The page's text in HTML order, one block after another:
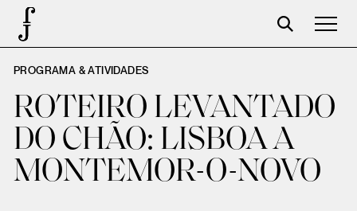
Foundation
Events
The foundation
Partners
PROGRAMA & ATIVIDADES
ROTEIRO LEVANTADO
DO CHÃO: LISBOA A
MONTEMOR-O-NOVO